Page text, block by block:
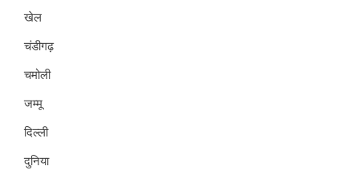
खेल
चंडीगढ़
चमोली
जम्मू
दिल्ली
दुनिया